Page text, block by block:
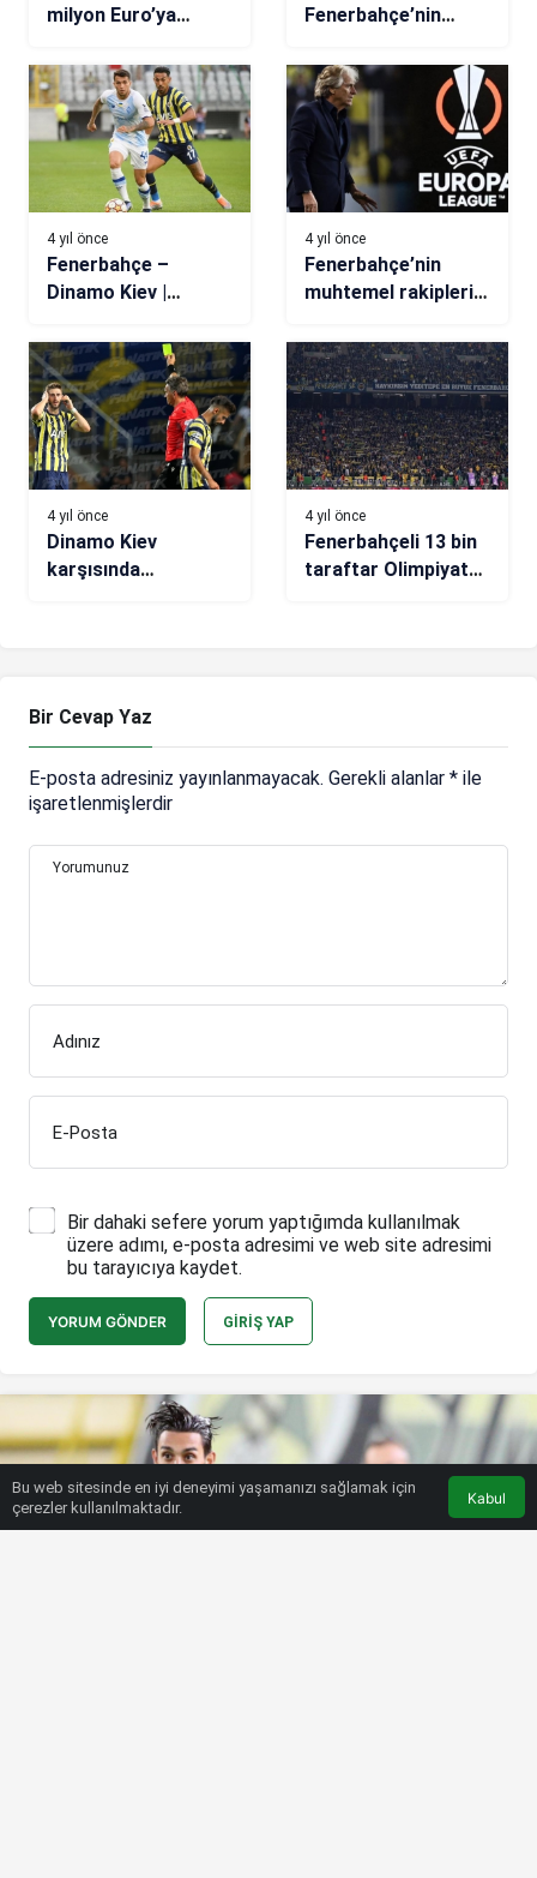
milyon Euro’ya
gitmedi!
Fenerbahçe’nin
için Köln devrede
4 yıl önce
Fenerbahçe –
Dinamo Kiev |
kupalarında 242.
sınavında
4 yıl önce
Fenerbahçe’nin
muhtemel rakipleri
kura çekimi ne
zaman? Avrupa Ligi
kura çekimi saat
kaçta, hangi
kanalda?
4 yıl önce
Dinamo Kiev
karşısında
4 yıl önce
Fenerbahçeli 13 bin
taraftar Olimpiyat
Bir Cevap Yaz
E-posta adresiniz yayınlanmayacak. Gerekli alanlar * ile
işaretlenmişlerdir
Yorumunuz
Adınız
E-Posta
Bir dahaki sefere yorum yaptığımda kullanılmak
üzere adımı, e-posta adresimi ve web site adresimi
bu tarayıcıya kaydet.
YORUM GÖNDER GIRIŞ YAP
Bu web sitesinde en iyi deneyimi yaşamanızı sağlamak için
çerezler kullanılmaktadır.
Kabul